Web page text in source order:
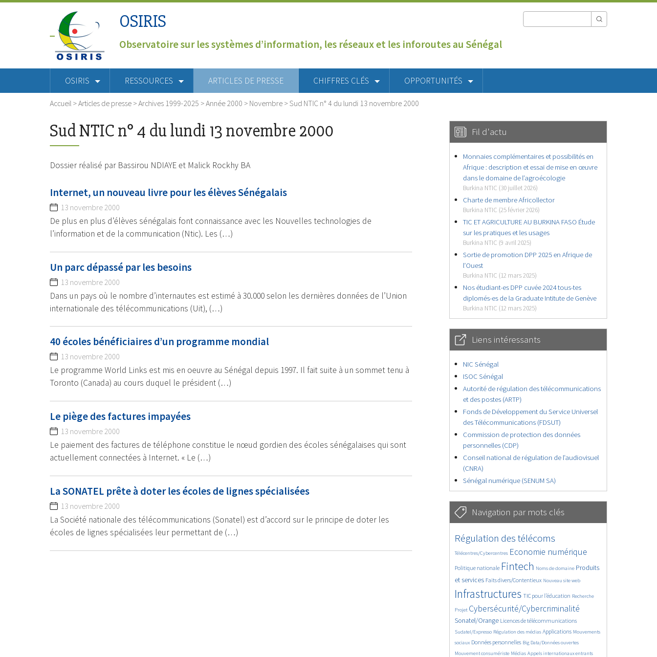
OSIRIS
Observatoire sur les systèmes d’information, les réseaux et les inforoutes au Sénégal
OSIRIS RESSOURCES ARTICLES DE PRESSE CHIFFRES CLÉS OPPORTUNITÉS
Accueil >Articles de presse >Archives 1999-2025 >Année 2000 > Novembre >Sud NTIC n° 4 du lundi 13 novembre 2000
Sud NTIC n° 4 du lundi 13 novembre 2000
Dossier réalisé par Bassirou NDIAYE et Malick Rockhy BA
Internet, un nouveau livre pour les élèves Sénégalais
13 novembre 2000
De plus en plus d’élèves sénégalais font connaissance avec les Nouvelles technologies de
l’information et de la communication (Ntic). Les (…)
Un parc dépassé par les besoins
13 novembre 2000
Dans un pays où le nombre d’internautes est estimé à 30.000 selon les dernières données de l’Union
internationale des télécommunications (Uit), (…)
40 écoles bénéficiaires d’un programme mondial
13 novembre 2000
Le programme World Links est mis en oeuvre au Sénégal depuis 1997. Il fait suite à un sommet tenu à
Toronto (Canada) au cours duquel le président (…)
Le piège des factures impayées
13 novembre 2000
Le paiement des factures de téléphone constitue le nœud gordien des écoles sénégalaises qui sont
actuellement connectées à Internet. « Le (…)
La SONATEL prête à doter les écoles de lignes spécialisées
13 novembre 2000
La Société nationale des télécommunications (Sonatel) est d’accord sur le principe de doter les
écoles de lignes spécialisées leur permettant de (…)
Fil d'actu
Monnaies complémentaires et possibilités en
Afrique : description et essai de mise en œuvre
dans le domaine de l’agroécologie
Burkina NTIC (30 juillet 2026)
Charte de membre Africollector
Burkina NTIC (25 février 2026)
TIC ET AGRICULTURE AU BURKINA FASO Étude
sur les pratiques et les usages
Burkina NTIC (9 avril 2025)
Sortie de promotion DPP 2025 en Afrique de
l’Ouest
Burkina NTIC (12 mars 2025)
Nos étudiant-es DPP cuvée 2024 tous-tes
diplomés-es de la Graduate Intitute de Genève
Burkina NTIC (12 mars 2025)
Liens intéressants
NIC Sénégal
ISOC Sénégal
Autorité de régulation des télécommunications
et des postes (ARTP)
Fonds de Développement du Service Universel
des Télécommunications (FDSUT)
Commission de protection des données
personnelles (CDP)
Conseil national de régulation de l’audiovisuel
(CNRA)
Sénégal numérique (SENUM SA)
Navigation par mots clés
4647/5651
Régulation des télécoms
362/5651
Télécentres/Cybercentres
3732/5651 Economie numérique
1853/5651
Politique nationale
5178/5651 Fintech
682/5651
Noms de domaine
2405/5651
Produits
et services
1575/5651 Faits divers/Contentieux
836/5651 Nouveau site web
5651/5651
Infrastructures
1841/5651
TIC pour l’éducation
195/5651
Recherche
246/5651
Projet
3603/5651Cybersécurité/Cybercriminalité
2321/5651
Sonatel/Orange
1630/5651 Licences de télécommunications
292/5651
Sudatel/Expresso
1025/5651 Régulation des médias
1517/5651 Applications
1187/5651
Mouvements
sociaux
1661/5651Données personnelles
143/5651 Big Data/Données ouvertes
632/5651
Mouvement consumériste
365/5651 Médias
684/5651 Appels internationaux entrants
1757/5651